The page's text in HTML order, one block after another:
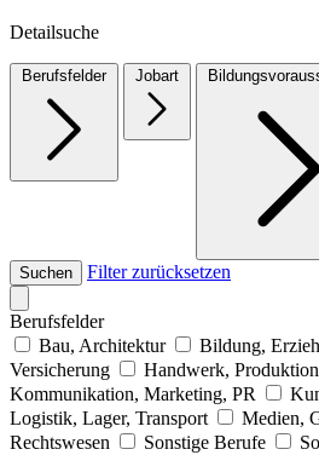
Detailsuche
Berufsfelder Jobart
Suchen Filter zurücksetzen
Berufsfelder
Bau, Architektur
Bildung,
Versicherung
Handwerk, Produktion
Kommunikation, Marketing, PR
Logistik, Lager, Transport
Medien,
Rechtswesen
Sonstige Berufe